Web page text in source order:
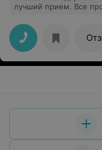
лучший прием. Все
информации,
Самый лучший доктор!